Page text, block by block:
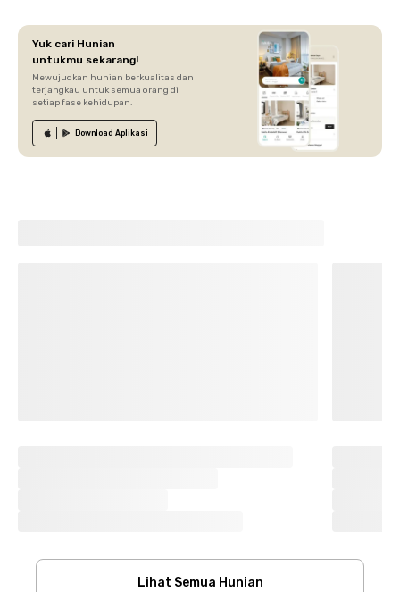
Yuk cari Hunian
untukmu sekarang!
Mewujudkan hunian berkualitas dan
terjangkau untuk semua orang di
setiap fase kehidupan.
Download Aplikasi
Lihat Semua Hunian